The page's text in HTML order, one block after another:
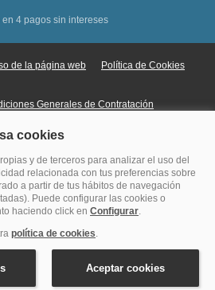
4 pagos sin intereses
de la página web Política de Cookies
Generales de Contratación
en Línea
en hoteles © Copyright Veturis Travel S.A.
Autorización nº I-AV0000879.4 Tel: +34